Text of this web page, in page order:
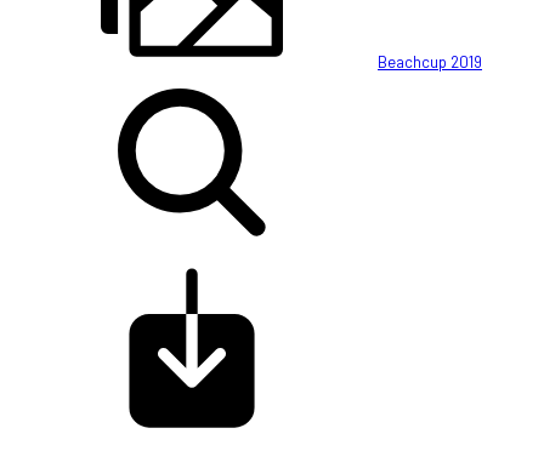
Beachcup 2019